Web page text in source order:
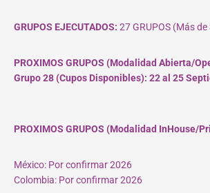
GRUPOS EJECUTADOS: 27 GRUPOS (Más
PROXIMOS GRUPOS (Modalidad Abierta/
Grupo 28 (Cupos Disponibles): 22 al 25
PROXIMOS GRUPOS (Modalidad InHouse/
México: Por confirmar 2026
Colombia: Por confirmar 2026